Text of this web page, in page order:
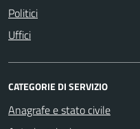
Politici
Uffici
CATEGORIE DI SERVIZIO
Anagrafe e stato civile